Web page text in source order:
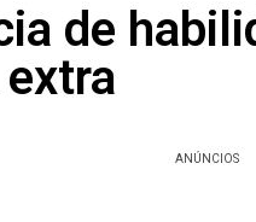
de
ANÚNCIOS